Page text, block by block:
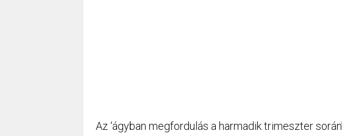
Az ‘ágyban megfordulás a harmadik trimeszter